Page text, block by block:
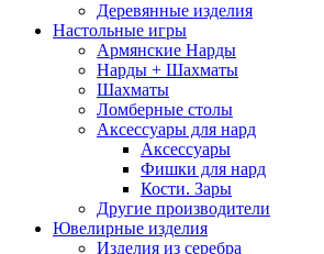
Деревянные изделия
Настольные игры
Армянские Нарды
Нарды + Шахматы
Шахматы
Ломберные столы
Аксессуары для нард
Аксессуары
Фишки для нард
Кости. Зары
Другие производители
Ювелирные изделия
Изделия из серебра